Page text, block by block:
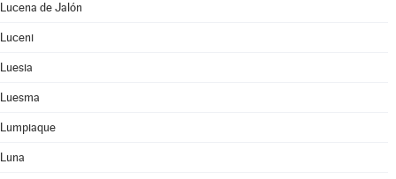
Lucena de Jalón
Luceni
Luesia
Luesma
Lumpiaque
Luna